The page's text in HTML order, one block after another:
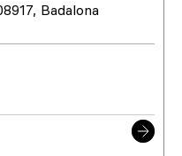
Badalona